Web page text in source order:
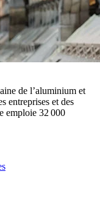
de l’aluminium et
entreprises et des
emploie 32 000